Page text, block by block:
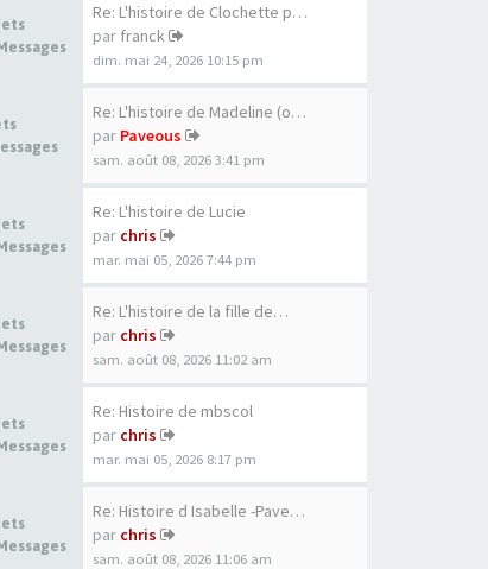
Re: L'histoire de Clochette p…
par franck
dim. mai 24, 2026 10:15 pm
Re: L'histoire de Madeline (o…
par Paveous
sam. août 08, 2026 3:41 pm
Re: L'histoire de Lucie
par chris
mar. mai 05, 2026 7:44 pm
Re: L'histoire de la fille de…
par chris
sam. août 08, 2026 11:02 am
Re: Histoire de mbscol
par chris
mar. mai 05, 2026 8:17 pm
Re: Histoire d Isabelle -Pave…
par chris
sam. août 08, 2026 11:06 am